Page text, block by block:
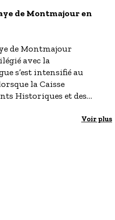
de Montmajour en
de Montmajour
avec la
s’est intensifié au
la Caisse
Historiques et des
sontVoir plus